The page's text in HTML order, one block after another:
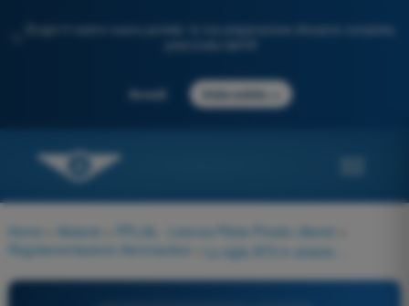
Scopri il nostro nuovo portale: la tua preparazione d'esame completa,
Accedi Inizia subito
Home Materie PPL(A) - Licenza Pilota Privato (Aerei)
Regolamentazione Aeronautica